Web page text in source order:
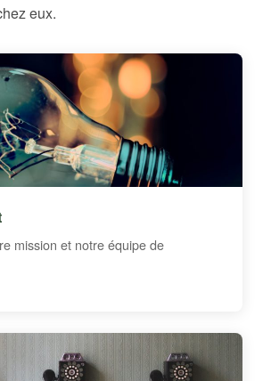
eux.
mission et notre équipe de